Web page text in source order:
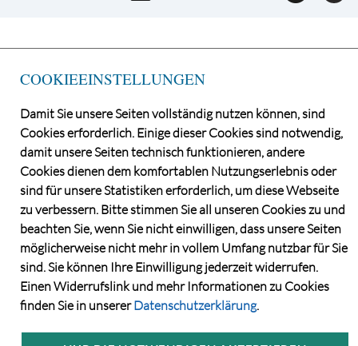
©2026 Norddeutsche Grundstücksauktionen AG
CONSENT MANAGER
KATALOGBEZUG
DATENSCHUTZ
VERSTEIGERUNGS- UND VERTRAGSBEDINGUNGEN
IMPRESSUM
KONTAKT
COOKIEEINSTELLUNGEN
Damit Sie unsere Seiten vollständig nutzen können, sind
Cookies erforderlich. Einige dieser Cookies sind notwendig,
damit unsere Seiten technisch funktionieren, andere
Cookies dienen dem komfortablen Nutzungserlebnis oder
sind für unsere Statistiken erforderlich, um diese Webseite
zu verbessern. Bitte stimmen Sie all unseren Cookies zu und
beachten Sie, wenn Sie nicht einwilligen, dass unsere Seiten
möglicherweise nicht mehr in vollem Umfang nutzbar für Sie
sind. Sie können Ihre Einwilligung jederzeit widerrufen.
Einen Widerrufslink und mehr Informationen zu Cookies
finden Sie in unsererDatenschutzerklärung.